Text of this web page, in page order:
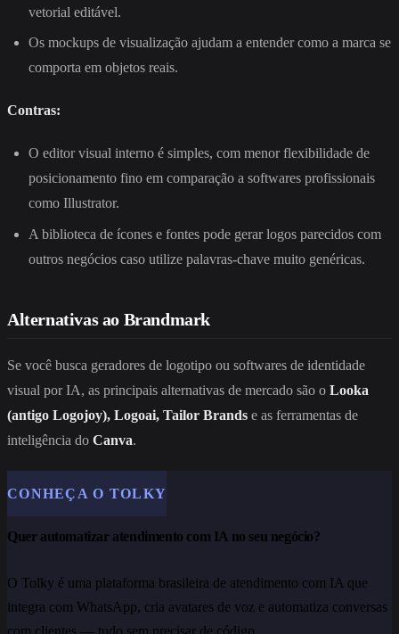
vetorial editável.
Os mockups de visualização ajudam a entender como a marca se
comporta em objetos reais.
Contras:
O editor visual interno é simples, com menor flexibilidade de
posicionamento fino em comparação a softwares profissionais
como Illustrator.
A biblioteca de ícones e fontes pode gerar logos parecidos com
outros negócios caso utilize palavras-chave muito genéricas.
Alternativas ao Brandmark
Se você busca geradores de logotipo ou softwares de identidade
visual por IA, as principais alternativas de mercado são o Looka
(antigo Logojoy), Logoai, Tailor Brands e as ferramentas de
inteligência do Canva.
CONHEÇA O TOLKY
Quer automatizar atendimento com IA no seu negócio?
O Tolky é uma plataforma brasileira de atendimento com IA que
integra com WhatsApp, cria avatares de voz e automatiza conversas
com clientes — tudo sem precisar de código.